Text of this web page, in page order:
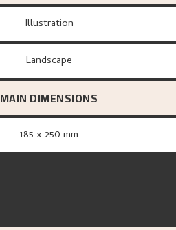
Illustration
Landscape
MAIN DIMENSIONS
185 x 250 mm